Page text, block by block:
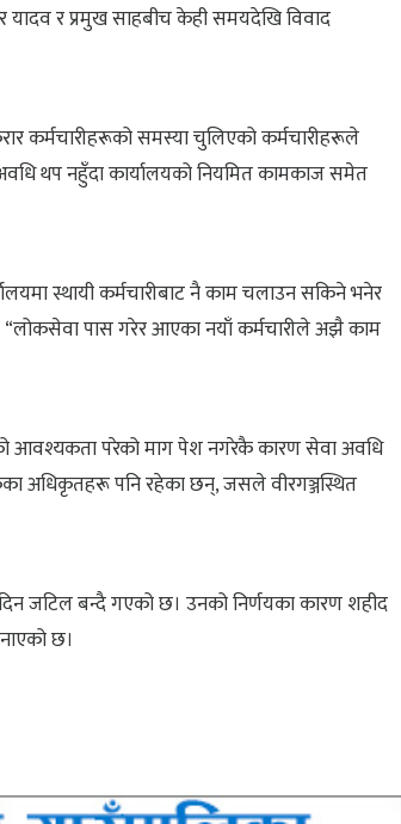
यादव र प्रमुख साहबीच केही समयदेखि विवाद
कर्मचारीहरूको समस्या चुलिएको कर्मचारीहरूले
थप नहुँदा कार्यालयको नियमित कामकाज समेत
स्थायी कर्मचारीबाट नै काम चलाउन सकिने भनेर
“लोकसेवा पास गरेर आएका नयाँ कर्मचारीले अझै काम
आवश्यकता परेको माग पेश नगरेकै कारण सेवा अवधि
अधिकृतहरू पनि रहेका छन्, जसले वीरगञ्जस्थित
जटिल बन्दै गएको छ। उनको निर्णयका कारण शहीद
छ।